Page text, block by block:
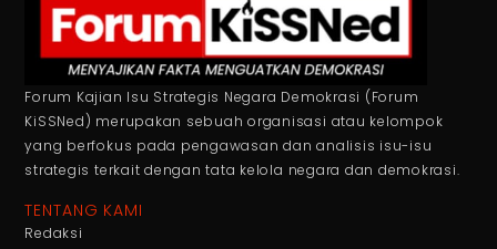
Forum Kajian Isu Strategis Negara Demokrasi (Forum
KiSSNed) merupakan sebuah organisasi atau kelompok
yang berfokus pada pengawasan dan analisis isu-isu
strategis terkait dengan tata kelola negara dan demokrasi.
TENTANG KAMI
Redaksi